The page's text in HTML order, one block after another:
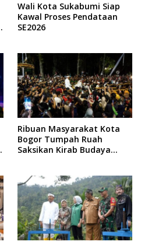
Wali Kota Sukabumi Siap
Kawal Proses Pendataan
SE2026
Ribuan Masyarakat Kota
Bogor Tumpah Ruah
Saksikan Kirab Budaya